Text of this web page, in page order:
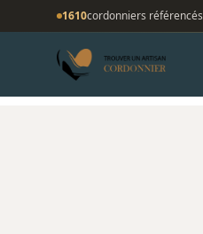
1610cordonniers référencés